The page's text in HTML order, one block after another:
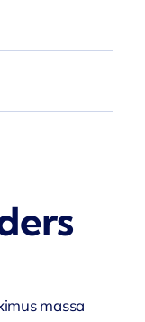
massa